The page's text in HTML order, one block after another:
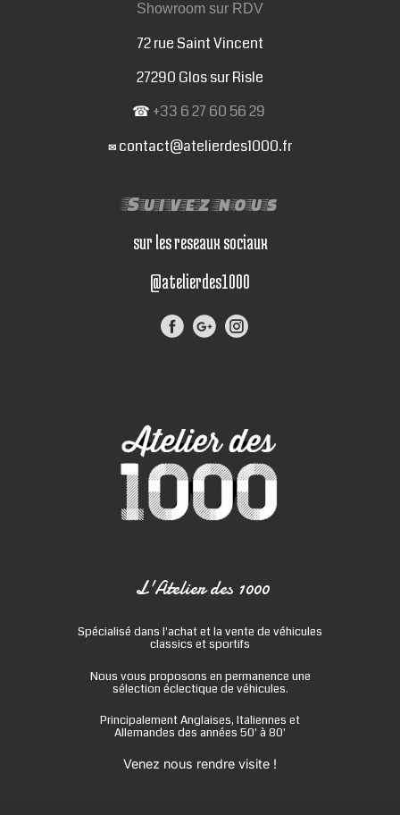
Showroom sur RDV
72 rue Saint Vincent
27290 Glos sur Risle
☎ +33 6 27 60 56 29
✉ contact@atelierdes1000.fr
Suivez nous
sur les reseaux sociaux
@atelierdes1000
L'Atelier des 1000
Spécialisé dans l'achat et la vente de véhicules
classics et sportifs
Nous vous proposons en permanence une
sélection éclectique de véhicules.
Principalement Anglaises, Italiennes et
Allemandes des années 50' à 80'
Venez nous rendre visite !